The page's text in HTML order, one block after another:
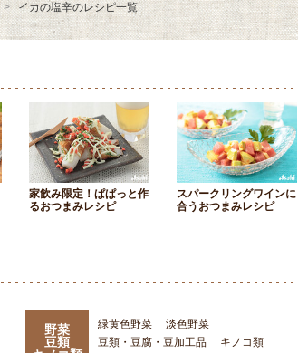
イカの塩辛のレシピ一覧
家飲み限定！ぱぱっと作
るおつまみレシピ
スパークリングワインに
合うおつまみレシピ
野菜
豆類
緑黄色野菜
淡色野菜
豆類・豆腐・豆加工品
キノコ類